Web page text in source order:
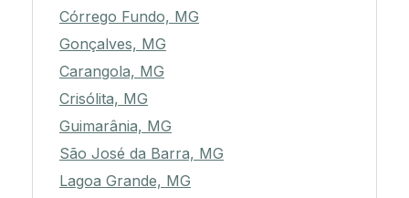
Córrego Fundo, MG
Gonçalves, MG
Carangola, MG
Crisólita, MG
Guimarânia, MG
São José da Barra, MG
Lagoa Grande, MG